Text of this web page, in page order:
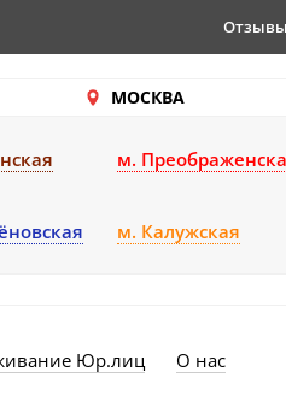
Отзывы
МОСКВА
м.
м. Калужская
Юр.лиц О нас